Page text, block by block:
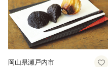
岡山県瀬戸内市